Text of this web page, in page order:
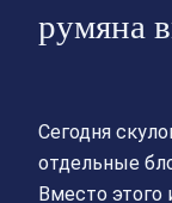
румяна
Сегодня
отдельные
Вместо этого